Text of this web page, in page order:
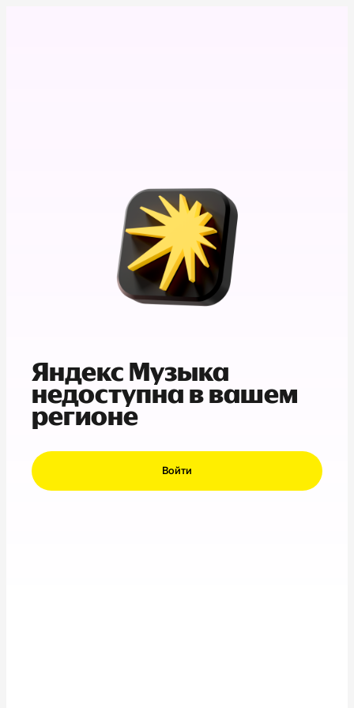
Яндекс Музыка
недоступна в вашем
регионе
Войти